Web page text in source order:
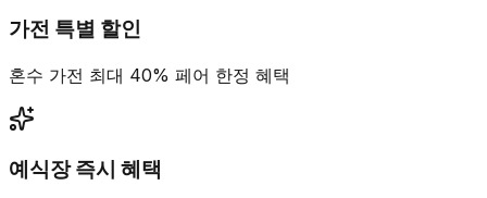
가전 특별 할인
혼수 가전 최대 40% 페어 한정 혜택
예식장 즉시 혜택